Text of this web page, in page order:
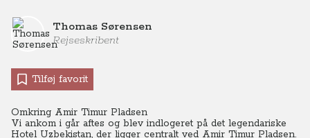
Thomas Sørensen
Rejseskribent
Tilføj favorit
Omkring Amir Timur Pladsen
Vi ankom i går aftes og blev indlogeret på det legendariske
Hotel Uzbekistan, der ligger centralt ved Amir Timur Pladsen.